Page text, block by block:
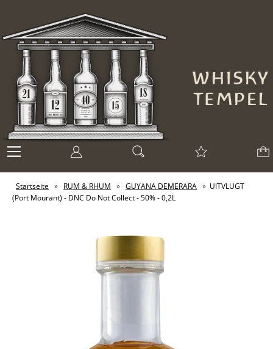
Startseite » RUM & RHUM » GUYANA DEMERARA » UITVLUGT
(Port Mourant) - DNC Do Not Collect - 50% - 0,2L